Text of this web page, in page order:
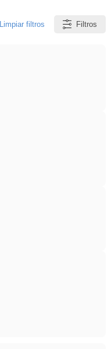
Limpiar filtros Filtros